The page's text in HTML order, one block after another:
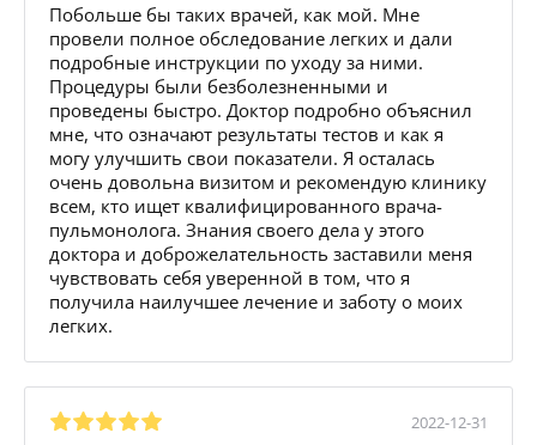
Побольше бы таких врачей, как мой. Мне
провели полное обследование легких и дали
подробные инструкции по уходу за ними.
Процедуры были безболезненными и
проведены быстро. Доктор подробно объяснил
мне, что означают результаты тестов и как я
могу улучшить свои показатели. Я осталась
очень довольна визитом и рекомендую клинику
всем, кто ищет квалифицированного врача-
пульмонолога. Знания своего дела у этого
доктора и доброжелательность заставили меня
чувствовать себя уверенной в том, что я
получила наилучшее лечение и заботу о моих
легких.
2022-12-31